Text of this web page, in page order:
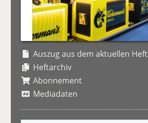
Auszug aus dem aktuellen Heft
Heftarchiv
Abonnement
Mediadaten